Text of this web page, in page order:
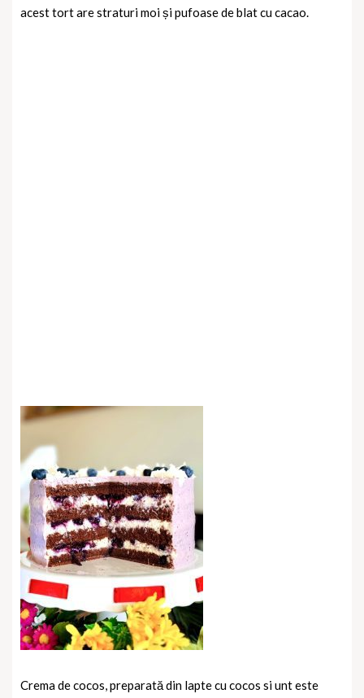
acest tort are straturi moi și pufoase de blat cu cacao.
Crema de cocos, preparată din lapte cu cocos si unt este